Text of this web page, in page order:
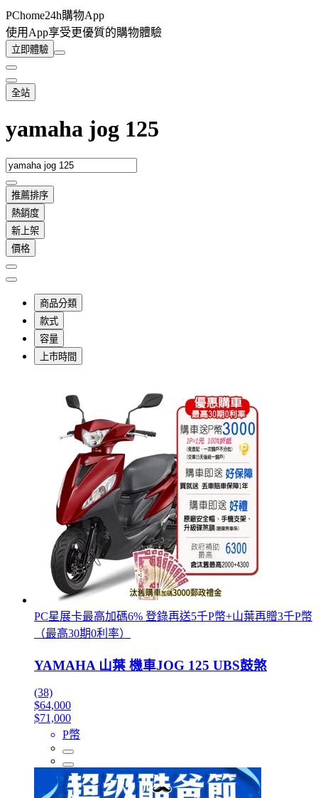
PChome24h購物App
使用App享受更優質的購物體驗
立即體驗
全站
yamaha jog 125
推薦排序
熱銷度
新上架
價格
商品分類
款式
容量
上市時間
PC星展卡最高加碼6% 登錄再送5千P幣+山葉再贈3千P幣
（最高30期0利率）
YAMAHA 山葉 機車JOG 125 UBS鼓煞
(38)
$64,000
$71,000
P幣